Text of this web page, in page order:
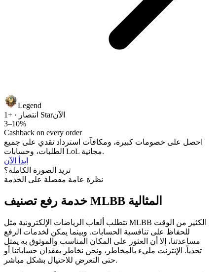
Legend
انتصار · +1 Starالآن
3–10%
Cashback on every order
احصل على خصومات كبيرة، ومكافآت استرداد نقدي على جميع
الطلبات، وحسابات LoL مجانية.
ابدأ الآن
تريد الصورة الكاملة؟
نظرة عامة مفصلة على الخدمة
خدمة رفع تصنيف MLBB المثالية
تتطلب ألعاب الرياضات الإلكترونية مثل MLBB الكثير من الوقت
للحفاظ على تنافسية الحسابات. وبينما يمكن لخدمات الرفع
مساعدتنا، إلا أن العثور على المكان المناسب والموثوق به يمثل
تحدياً. الإنترنت مليء بالمخاطر، ونحن نخاطر بفقدان حساباتنا أو
حتى التعرض للاحتيال بشكل مباشر.